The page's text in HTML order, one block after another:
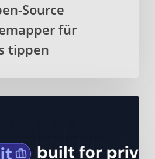
Source
für
tippen